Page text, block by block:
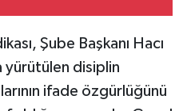
Şube Başkanı Hacı
yürütülen disiplin
ifade özgürlüğünü